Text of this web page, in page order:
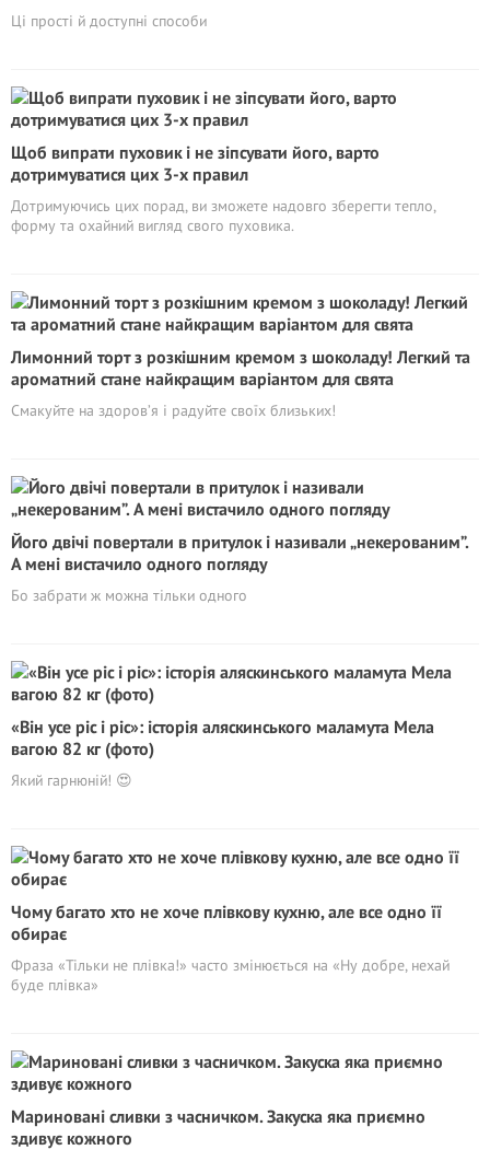
Ці прості й доступні способи
Щоб випрати пуховик і не зіпсувати його, варто
дотримуватися цих 3-х правил
Дотримуючись цих порад, ви зможете надовго зберегти тепло,
форму та охайний вигляд свого пуховика.
Лимонний торт з розкішним кремом з шоколаду! Легкий та
ароматний стане найкращим варіантом для свята
Смакуйте на здоров’я і радуйте своїх близьких!
Його двічі повертали в притулок і називали „некерованим”.
А мені вистачило одного погляду
Бо забрати ж можна тільки одного
«Він усе ріс і ріс»: історія аляскинського маламута Мела
вагою 82 кг (фото)
Який гарнюній! 😍
Чому багато хто не хоче плівкову кухню, але все одно її
обирає
Фраза «Тільки не плівка!» часто змінюється на «Ну добре, нехай
буде плівка»
Мариновані сливки з часничком. Закуска яка приємно
здивує кожного